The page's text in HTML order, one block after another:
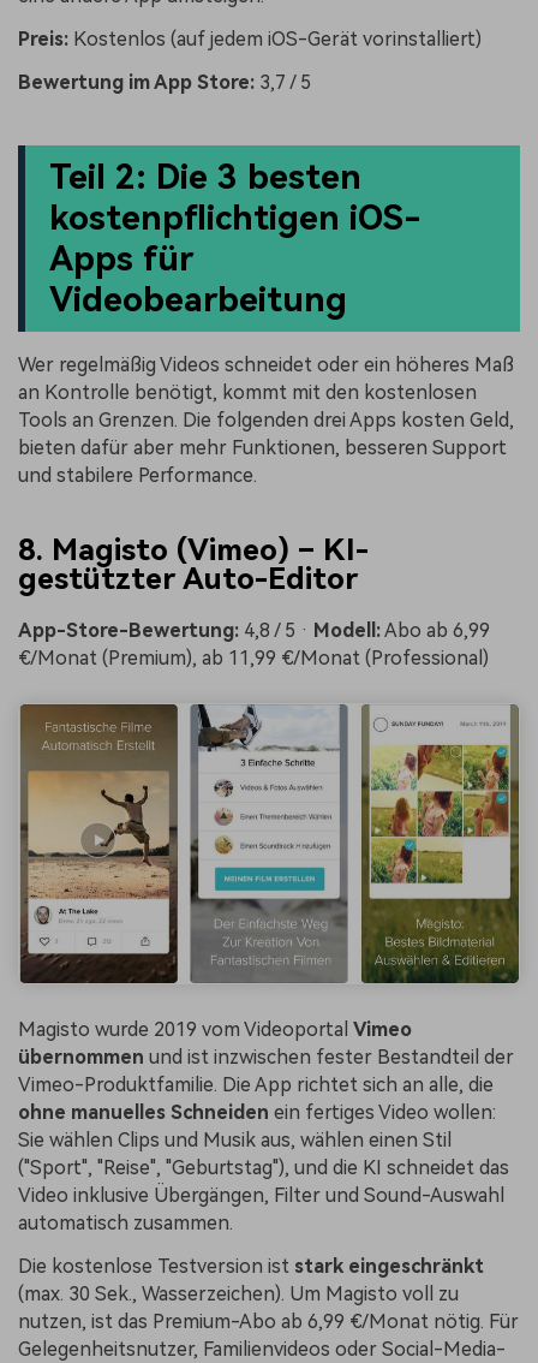
Preis: Kostenlos (auf jedem iOS-Gerät vorinstalliert)
Bewertung im App Store: 3,7 / 5
Teil 2: Die 3 besten
kostenpflichtigen iOS-
Apps für
Videobearbeitung
Wer regelmäßig Videos schneidet oder ein höheres Maß
an Kontrolle benötigt, kommt mit den kostenlosen
Tools an Grenzen. Die folgenden drei Apps kosten Geld,
bieten dafür aber mehr Funktionen, besseren Support
und stabilere Performance.
8. Magisto (Vimeo) – KI-
gestützter Auto-Editor
App-Store-Bewertung: 4,8 / 5 · Modell:Abo ab 6,99
€/Monat (Premium), ab 11,99 €/Monat (Professional)
Magisto wurde 2019 vom Videoportal Vimeo
übernommen und ist inzwischen fester Bestandteil der
Vimeo-Produktfamilie. Die App richtet sich an alle, die
ohne manuelles Schneiden ein fertiges Video wollen:
Sie wählen Clips und Musik aus, wählen einen Stil
("Sport", "Reise", "Geburtstag"), und die KI schneidet das
Video inklusive Übergängen, Filter und Sound-Auswahl
automatisch zusammen.
Die kostenlose Testversion ist stark eingeschränkt
(max. 30 Sek., Wasserzeichen). Um Magisto voll zu
nutzen, ist das Premium-Abo ab 6,99 €/Monat nötig. Für
Gelegenheitsnutzer, Familienvideos oder Social-Media-